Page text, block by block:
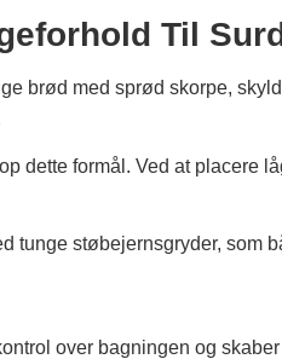
Til
brød med sprød skorpe,
dette formål. Ved at placere
tunge støbejernsgryder,
over bagningen og